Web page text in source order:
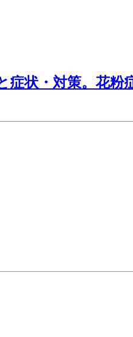
症状・対策。花粉